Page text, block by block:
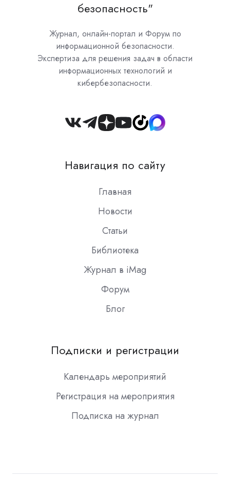
безопасность"
Журнал, онлайн-портал и Форум по
информационной безопасности.
Экспертиза для решения задач в области
информационных технологий и
кибербезопасности.
Join
Slack
Навигация по сайту
Главная
Новости
Статьи
Библиотека
Журнал в iMag
Форум
Блог
Подписки и регистрации
Календарь мероприятий
Регистрация на мероприятия
Подписка на журнал